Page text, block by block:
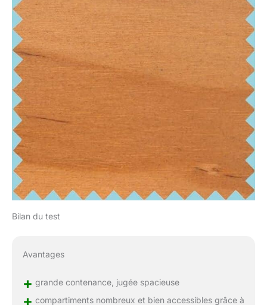
Bilan du test
Avantages
+ grande contenance, jugée spacieuse
+ compartiments nombreux et bien accessibles grâce à